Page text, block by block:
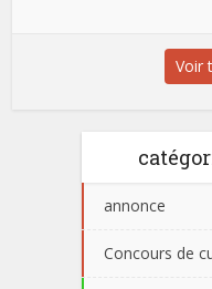
Voir
annonce
Concours de